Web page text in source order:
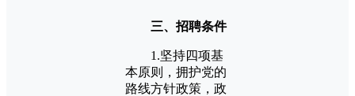
三、招聘条件
1.坚持四项基
本原则，拥护党的
路线方针政策，政